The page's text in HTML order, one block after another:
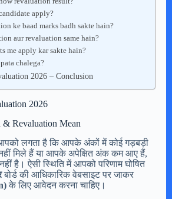
apply?
ke baad marks badh sakte hain?
aur revaluation same hain?
me apply kar sakte hain?
chalega?
2026 – Conclusion
2026
Revaluation Mean
लगता है कि आपके अंकों में कोई गड़बड़ी
मिले हैं या आपके अपेक्षित अंक कम आए हैं,
है। ऐसी स्थिति में आपको परिणाम घोषित
बोर्ड की आधिकारिक वेबसाइट पर जाकर
के लिए आवेदन करना चाहिए।